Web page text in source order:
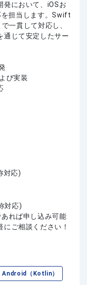
発において、iOSお
を担当します。Swift
一貫して対応し、
通じて安定したサー
び実装
対応)
対応)
れば申し込み可能
ご相談ください！
Android（Kotlin）